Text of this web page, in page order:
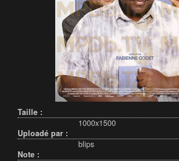
Taille :
1000x1500
Uploadé par :
blips
Note :